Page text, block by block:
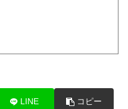
LINE コピー